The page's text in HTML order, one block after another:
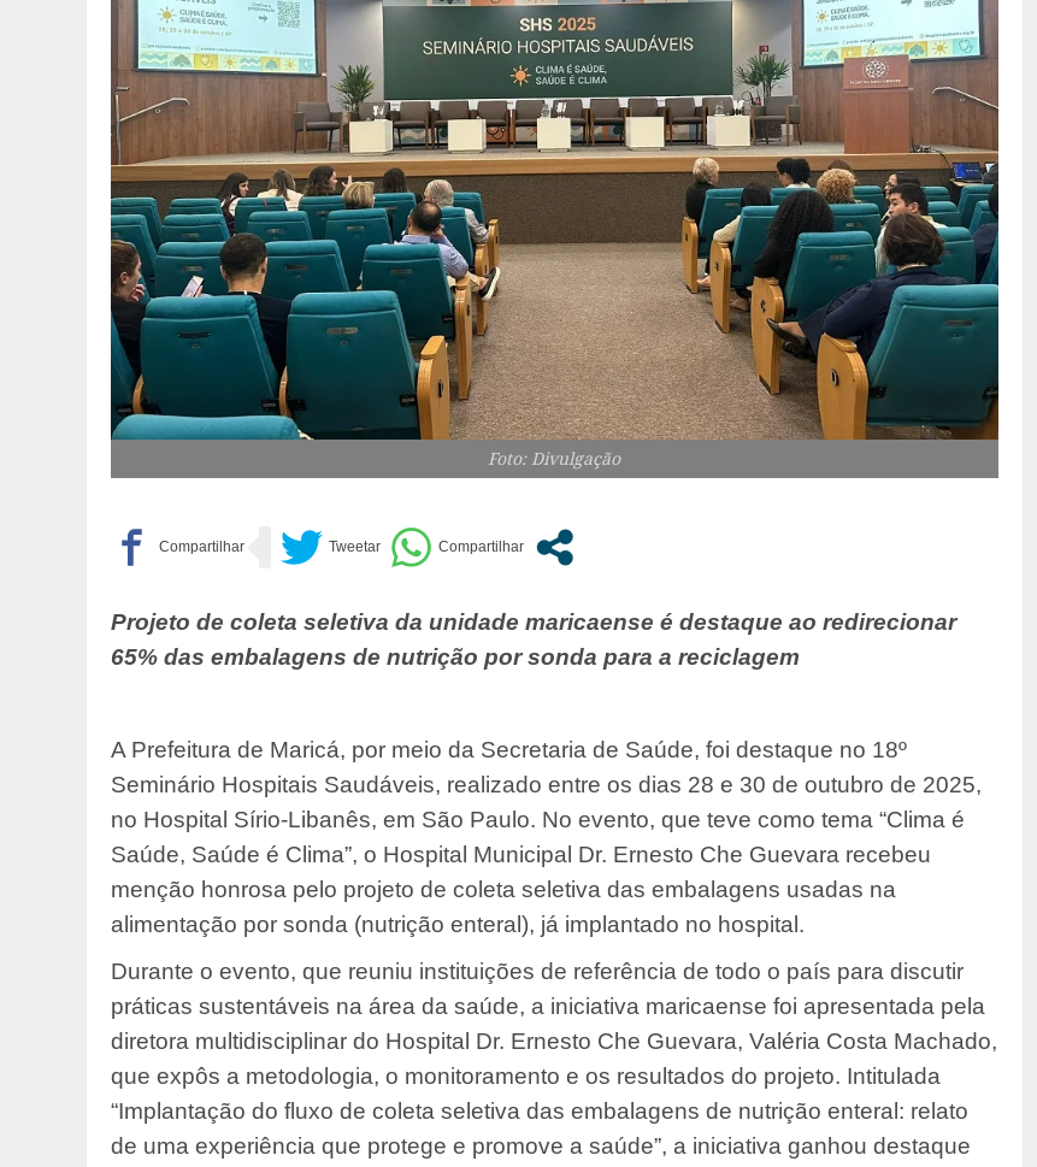
Foto: Divulgação
Projeto de coleta seletiva da unidade maricaense é destaque ao redirecionar
65% das embalagens de nutrição por sonda para a reciclagem
A Prefeitura de Maricá, por meio da Secretaria de Saúde, foi destaque no 18º
Seminário Hospitais Saudáveis, realizado entre os dias 28 e 30 de outubro de 2025,
no Hospital Sírio-Libanês, em São Paulo. No evento, que teve como tema “Clima é
Saúde, Saúde é Clima”, o Hospital Municipal Dr. Ernesto Che Guevara recebeu
menção honrosa pelo projeto de coleta seletiva das embalagens usadas na
alimentação por sonda (nutrição enteral), já implantado no hospital.
Durante o evento, que reuniu instituições de referência de todo o país para discutir
práticas sustentáveis na área da saúde, a iniciativa maricaense foi apresentada pela
diretora multidisciplinar do Hospital Dr. Ernesto Che Guevara, Valéria Costa Machado,
que expôs a metodologia, o monitoramento e os resultados do projeto. Intitulada
“Implantação do fluxo de coleta seletiva das embalagens de nutrição enteral: relato
de uma experiência que protege e promove a saúde”, a iniciativa ganhou destaque